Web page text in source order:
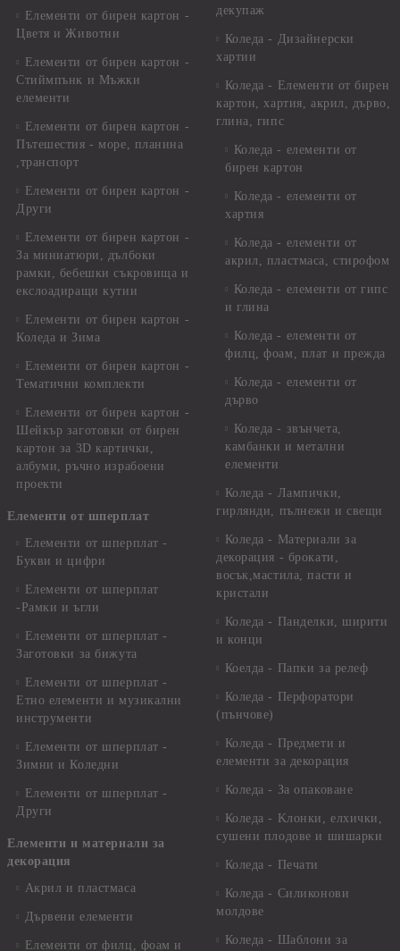
Елементи от бирен картон -
Цветя и Животни
Елементи от бирен картон -
Стиймпънк и Мъжки
елементи
Елементи от бирен картон -
Пътешестия - море, планина
,транспорт
Елементи от бирен картон -
Други
Елементи от бирен картон -
За миниатюри, дълбоки
рамки, бебешки съкровища и
екслоадиращи кутии
Елементи от бирен картон -
Коледа и Зима
Елементи от бирен картон -
Тематични комплекти
Елементи от бирен картон -
Шейкър заготовки от бирен
картон за 3D картички,
албуми, ръчно израбоени
проекти
Елементи от шперплат
Елементи от шперплат -
Букви и цифри
Елементи от шперплат
-Рамки и ъгли
Елементи от шперплат -
Заготовки за бижута
Елементи от шперплат -
Етно елементи и музикални
инструменти
Елементи от шперплат -
Зимни и Коледни
Елементи от шперплат -
Други
Елементи и материали за
декорация
Акрил и пластмаса
Дървени елементи
Елементи от филц, фоам и
декупаж
Коледа - Дизайнерски
хартии
Коледа - Eлементи от бирен
картон, хартия, акрил, дърво,
глина, гипс
Коледа - елементи от
бирен картон
Коледа - елементи от
хартия
Коледа - елементи от
акрил, пластмаса, стирофом
Коледа - елементи от гипс
и глина
Коледа - елементи от
филц, фоам, плат и прежда
Коледа - елементи от
дърво
Коледа - звънчета,
камбанки и метални
елементи
Коледа - Лампички,
гирлянди, пълнежи и свещи
Коледа - Материали за
декорация - брокати,
восък,мастила, пасти и
кристали
Коледа - Панделки, ширити
и конци
Коелда - Папки за релеф
Коледа - Перфоратори
(пънчове)
Коледа - Предмети и
елементи за декорация
Коледа - За опаковане
Коледа - Kлонки, елхички,
сушени плодове и шишарки
Коледа - Печати
Коледа - Силиконови
молдове
Коледа - Шаблони за